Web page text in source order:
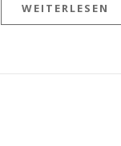
WEITERLESEN